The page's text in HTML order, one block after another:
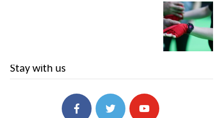
Stay with us